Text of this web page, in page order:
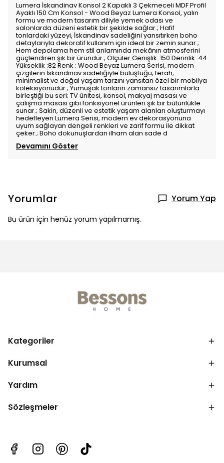
Lumera İskandinav Konsol 2 Kapaklı 3 Çekmeceli MDF Profil
Ayaklı 150 Cm Konsol - Wood Beyaz Lumera Konsol, yalın
formu ve modern tasarım diliyle yemek odası ve
salonlarda düzeni estetik bir şekilde sağlar.; Hafif
tonlardaki yüzeyi, İskandinav sadeliğini yansıtırken boho
detaylarıyla dekoratif kullanım için ideal bir zemin sunar.;
Hem depolama hem stil anlamında mekânın atmosferini
güçlendiren şık bir üründür.; Ölçüler Genişlik :150 Derinlik :44
Yükseklik :82 Renk : Wood Beyaz Lumera Serisi, modern
çizgilerin İskandinav sadeliğiyle buluştuğu; ferah,
minimalist ve doğal yaşam tarzını yansıtan özel bir mobilya
koleksiyonudur.; Yumuşak tonların zamansız tasarımlarla
birleştiği bu seri; TV ünitesi, konsol, makyaj masası ve
çalışma masası gibi fonksiyonel ürünleri şık bir bütünlükle
sunar.; Sakin, düzenli ve estetik yaşam alanları oluşturmayı
hedefleyen Lumera Serisi, modern ev dekorasyonuna
uyum sağlayan dengeli renkleri ve zarif formu ile dikkat
çeker.; Boho dokunuşlardan ilham alan sade d
Devamını Göster
Yorumlar Yorum Yap
Bu ürün için henüz yorum yapılmamış.
Kategoriler
Kurumsal
Yardım
Sözleşmeler